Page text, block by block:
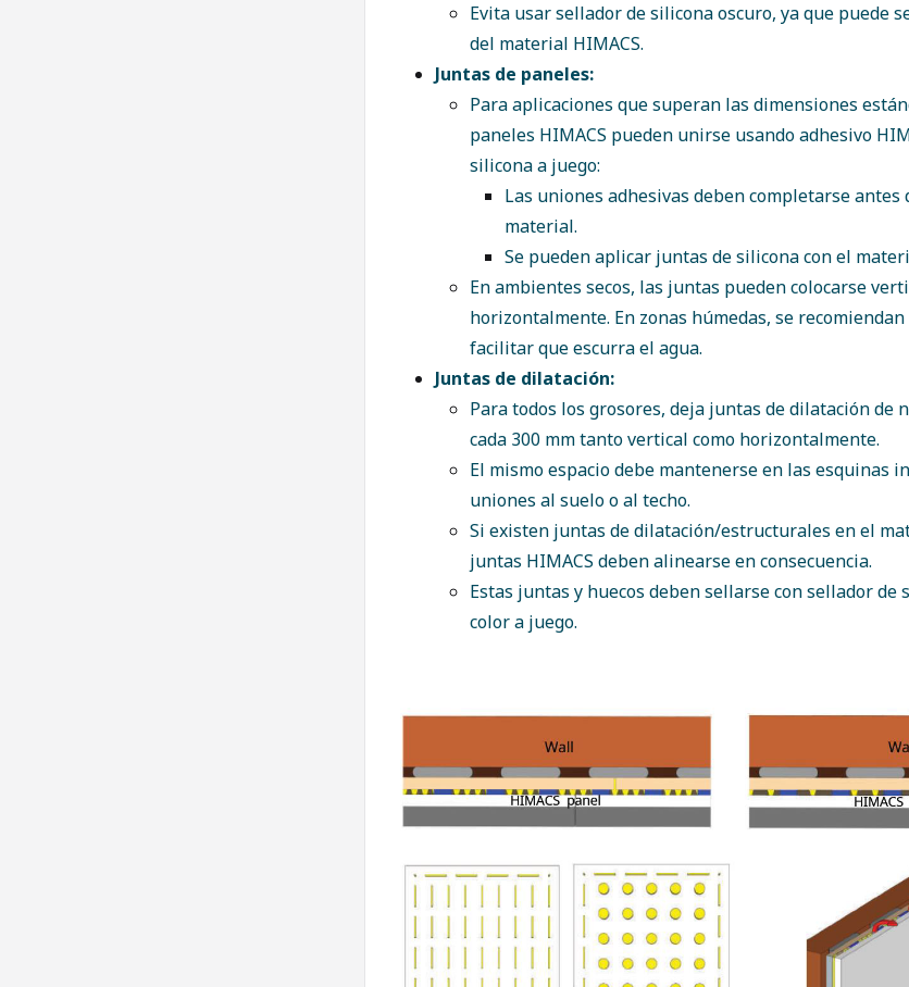
Evita usar sellador de silicona oscuro, ya que puede
del material HIMACS.
Juntas de paneles:
Para aplicaciones que superan las dimensiones
paneles HIMACS pueden unirse usando adhesivo
silicona a juego:
Las uniones adhesivas deben completarse antes
material.
Se pueden aplicar juntas de silicona con el
En ambientes secos, las juntas pueden colocarse
horizontalmente. En zonas húmedas, se
facilitar que escurra el agua.
Juntas de dilatación:
Para todos los grosores, deja juntas de dilatación de
cada 300 mm tanto vertical como horizontalmente.
El mismo espacio debe mantenerse en las esquinas
uniones al suelo o al techo.
Si existen juntas de dilatación/estructurales en el
juntas HIMACS deben alinearse en consecuencia.
Estas juntas y huecos deben sellarse con sellador de
color a juego.